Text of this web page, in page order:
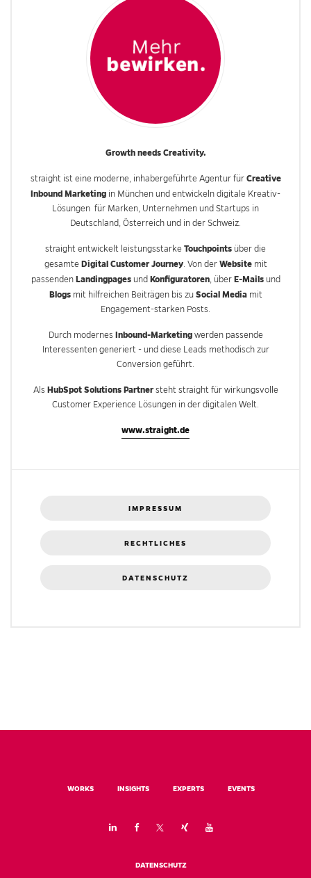
Growth needs Creativity.
straight ist eine moderne, inhabergeführte Agentur für Creative
Inbound Marketing in München und entwickeln digitale Kreativ-
Lösungen für Marken, Unternehmen und Startups in
Deutschland, Österreich und in der Schweiz.
straight entwickelt leistungsstarke Touchpoints über die
gesamte Digital Customer Journey. Von der Websitemit
passenden Landingpagesund Konfiguratoren, über E-Mailsund
Blogsmit hilfreichen Beiträgen bis zu Social Mediamit
Engagement-starken Posts.
Durch modernes Inbound-Marketingwerden passende
Interessenten generiert - und diese Leads methodisch zur
Conversion geführt.
Als HubSpot Solutions Partnersteht straight für wirkungsvolle
Customer Experience Lösungen in der digitalen Welt.
www.straight.de
IMPRESSUM
RECHTLICHES
DATENSCHUTZ
WORKS INSIGHTS EXPERTS EVENTS
DATENSCHUTZ